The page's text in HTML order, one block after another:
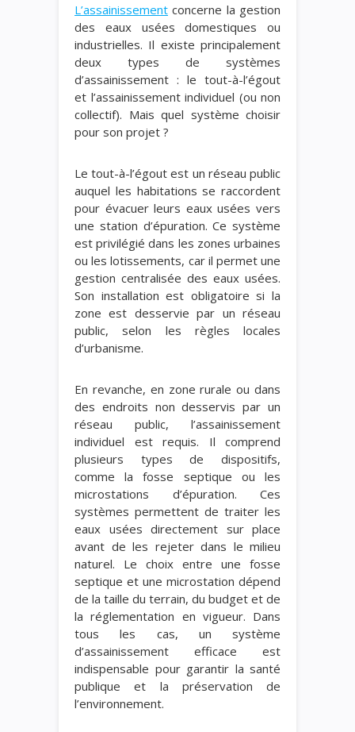
L’assainissement concerne la gestion
des eaux usées domestiques ou
industrielles. Il existe principalement
deux types de systèmes
d’assainissement : le tout-à-l’égout
et l’assainissement individuel (ou non
collectif). Mais quel système choisir
pour son projet ?
Le tout-à-l’égout est un réseau public
auquel les habitations se raccordent
pour évacuer leurs eaux usées vers
une station d’épuration. Ce système
est privilégié dans les zones urbaines
ou les lotissements, car il permet une
gestion centralisée des eaux usées.
Son installation est obligatoire si la
zone est desservie par un réseau
public, selon les règles locales
d’urbanisme.
En revanche, en zone rurale ou dans
des endroits non desservis par un
réseau public, l’assainissement
individuel est requis. Il comprend
plusieurs types de dispositifs,
comme la fosse septique ou les
microstations d’épuration. Ces
systèmes permettent de traiter les
eaux usées directement sur place
avant de les rejeter dans le milieu
naturel. Le choix entre une fosse
septique et une microstation dépend
de la taille du terrain, du budget et de
la réglementation en vigueur. Dans
tous les cas, un système
d’assainissement efficace est
indispensable pour garantir la santé
publique et la préservation de
l’environnement.